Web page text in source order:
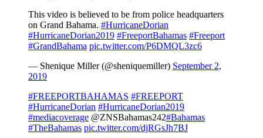
This video is believed to be from police headquarters
on Grand Bahama. #HurricaneDorian
#HurricaneDorian2019 #FreeportBahamas #Freeport
#GrandBahama pic.twitter.com/P6DMQL3zc6
— Shenique Miller (@sheniquemiller) September 2,
2019
#FREEPORTBAHAMAS #FREEPORT
#HurricaneDorian #HurricaneDorian2019
#mediacoverage @ZNSBahamas242#Bahamas
#TheBahamas pic.twitter.com/djRGsJh7BJ